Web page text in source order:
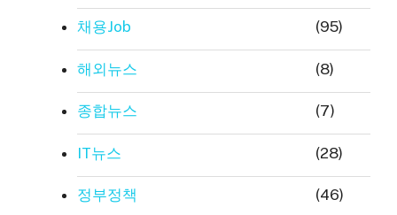
채용Job (95)
해외뉴스 (8)
종합뉴스 (7)
IT뉴스 (28)
정부정책 (46)